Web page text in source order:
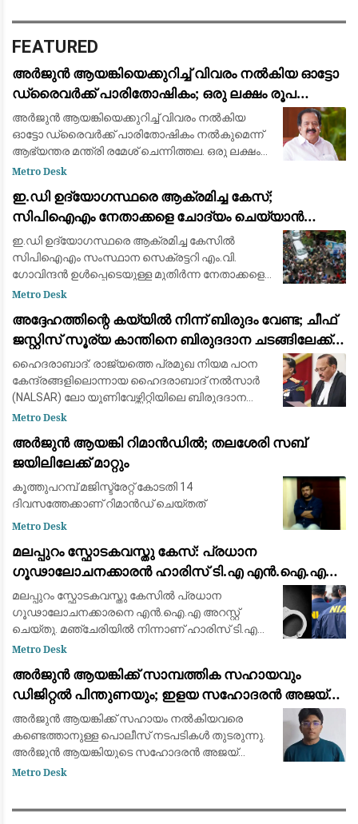
FEATURED
അർജുൻ ആയങ്കിയെക്കുറിച്ച് വിവരം നൽകിയ ഓട്ടോ
ഡ്രൈവർക്ക് പാരിതോഷികം; ഒരു ലക്ഷം രൂപ
നൽകാമെന്ന് ഒരു വ്യക്തി അറിയിച്ചുവെന്ന് രമേശ്
ചെന്നിത്തല
അർജുൻ ആയങ്കിയെക്കുറിച്ച് വിവരം നൽകിയ
ഓട്ടോ ഡ്രൈവർക്ക് പാരിതോഷികം നൽകുമെന്ന്
ആഭ്യന്തര മന്ത്രി രമേശ് ചെന്നിത്തല. ഒരു ലക്ഷം
രൂപ പാരിതോഷികം നൽകാമെന്ന് ഒരു വ്യക്തി
Metro Desk
ഇ.ഡി ഉദ്യോഗസ്ഥരെ ആക്രമിച്ച കേസ്;
സിപിഐഎം നേതാക്കളെ ചോദ്യം ചെയ്യാൻ
പൊലീസ്
ഇ.ഡി ഉദ്യോഗസ്ഥരെ ആക്രമിച്ച കേസിൽ
സിപിഐഎം സംസ്ഥാന സെക്രട്ടറി എം.വി.
ഗോവിന്ദൻ ഉൾപ്പെടെയുള്ള മുതിർന്ന നേതാക്കളെ
ചോദ്യം ചെയ്യാൻ പൊലീസ് ഒരുങ്ങുന്നു.
കേസിലാണ് നേതാക്കളെ
Metro Desk
അദ്ദേഹത്തിന്റെ കയ്യിൽ നിന്ന് ബിരുദം വേണ്ട; ചീഫ്
ജസ്റ്റിസ് സൂര്യ കാന്തിനെ ബിരുദദാന ചടങ്ങിലേക്ക്
ക്ഷണിച്ചതിനെതിരെ നൽസാർ വിദ്യാർഥികളുടെ
പ്രതിഷേധം
ഹൈദരാബാദ്: രാജ്യത്തെ പ്രമുഖ നിയമ പഠന
കേന്ദ്രങ്ങളിലൊന്നായ ഹൈദരാബാദ് നൽസാർ
(NALSAR) ലോ യൂണിവേഴ്സിറ്റിയിലെ ബിരുദദാന
ചടങ്ങിൽ ചീഫ് ജസ്റ്റിസ് സൂര്യ കാന്തിനെ
വിദ്യാർഥികളുടെ ശ
Metro Desk
അർജുൻ ആയങ്കി റിമാൻഡിൽ; തലശേരി സബ്
ജയിലിലേക്ക് മാറ്റും
കൂത്തുപറമ്പ് മജിസ്ട്രേറ്റ് കോടതി 14
ദിവസത്തേക്കാണ് റിമാൻഡ് ചെയ്തത്
Metro Desk
മലപ്പുറം സ്ഫോടകവസ്തു കേസ്: പ്രധാന
ഗൂഢാലോചനക്കാരൻ ഹാരിസ് ടി.എ എൻ.ഐ.എ
കസ്റ്റഡിയിൽ
മലപ്പുറം സ്ഫോടകവസ്തു കേസിൽ പ്രധാന
ഗൂഢാലോചനക്കാരനെ എൻ.ഐ.എ അറസ്റ്റ്
ചെയ്തു. മഞ്ചേരിയിൽ നിന്നാണ് ഹാരിസ് ടി.എ
എന്നയാളെ അന്വേഷണ സംഘം പിടികൂടിയത്.
പത്തായി. മലപ്പുറത്തെ
Metro Desk
അർജുൻ ആയങ്കിക്ക് സാമ്പത്തിക സഹായവും
ഡിജിറ്റൽ പിന്തുണയും; ഇളയ സഹോദരൻ അജയ്
ആയങ്കി അറസ്റ്റിൽ
അർജുൻ ആയങ്കിക്ക് സഹായം നൽകിയവരെ
കണ്ടെത്താനുള്ള പൊലീസ് നടപടികൾ തുടരുന്നു.
അർജുൻ ആയങ്കിയുടെ സഹോദരൻ അജയ്
ആയങ്കിയെ നടക്കാവ് പൊലീസ് അറസ്റ്റ് ചെയ്തു.
Metro Desk